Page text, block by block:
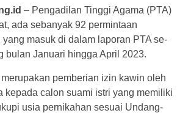
– Pengadilan Tinggi Agama (PTA)
ada sebanyak 92 permintaan
masuk di dalam laporan PTA se-
bulan Januari hingga April 2023.
pemberian izin kawin oleh
kepada calon suami istri yang memiliki
usia pernikahan sesuai Undang-